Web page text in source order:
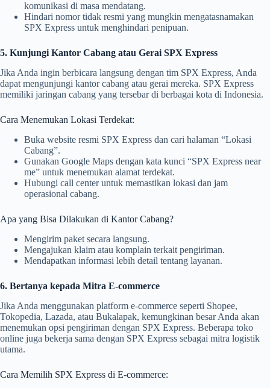
komunikasi di masa mendatang.
Hindari nomor tidak resmi yang mungkin mengatasnamakan
SPX Express untuk menghindari penipuan.
5. Kunjungi Kantor Cabang atau Gerai SPX Express
Jika Anda ingin berbicara langsung dengan tim SPX Express, Anda
dapat mengunjungi kantor cabang atau gerai mereka. SPX Express
memiliki jaringan cabang yang tersebar di berbagai kota di Indonesia.
Cara Menemukan Lokasi Terdekat:
Buka website resmi SPX Express dan cari halaman “Lokasi
Cabang”.
Gunakan Google Maps dengan kata kunci “SPX Express near
me” untuk menemukan alamat terdekat.
Hubungi call center untuk memastikan lokasi dan jam
operasional cabang.
Apa yang Bisa Dilakukan di Kantor Cabang?
Mengirim paket secara langsung.
Mengajukan klaim atau komplain terkait pengiriman.
Mendapatkan informasi lebih detail tentang layanan.
6. Bertanya kepada Mitra E-commerce
Jika Anda menggunakan platform e-commerce seperti Shopee,
Tokopedia, Lazada, atau Bukalapak, kemungkinan besar Anda akan
menemukan opsi pengiriman dengan SPX Express. Beberapa toko
online juga bekerja sama dengan SPX Express sebagai mitra logistik
utama.
Cara Memilih SPX Express di E-commerce: